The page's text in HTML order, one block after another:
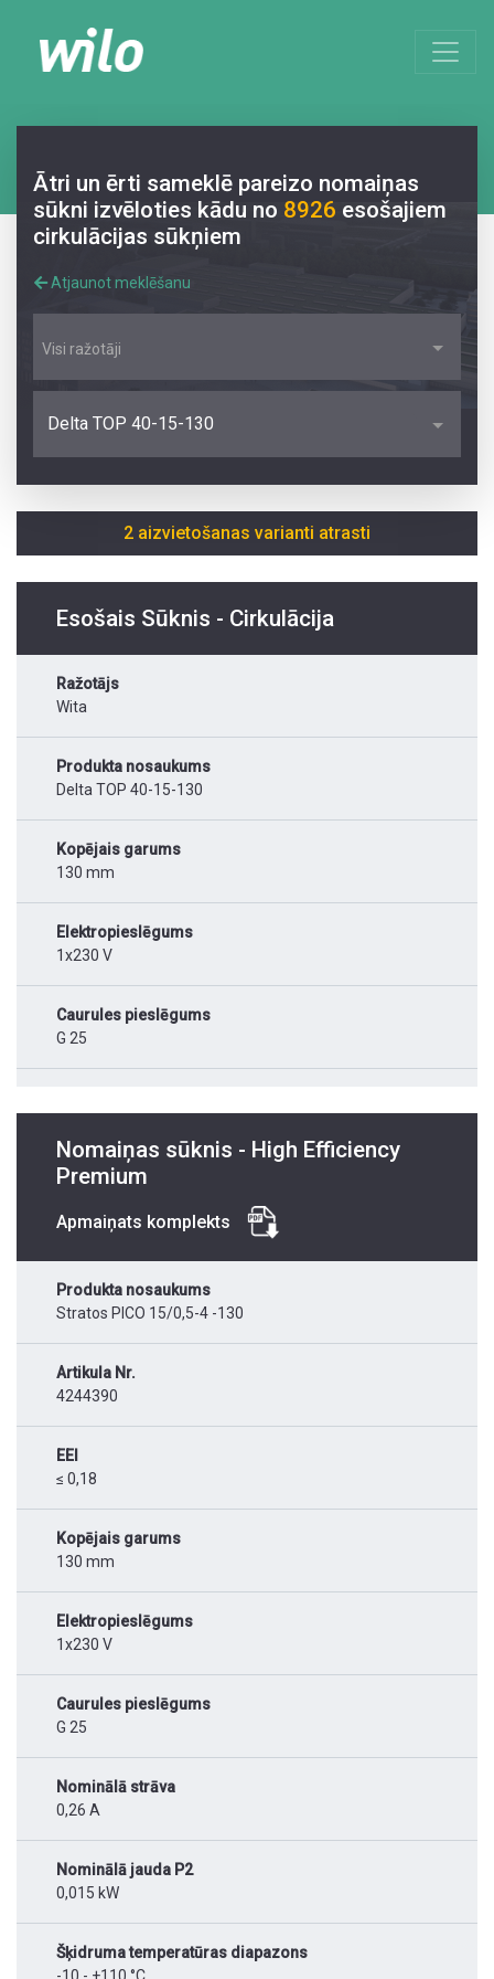
Ātri un ērti sameklē pareizo nomaiņas
sūkni izvēloties kādu no 8926 esošajiem
cirkulācijas sūkņiem
Atjaunot meklēšanu
Visi ražotāji
Delta TOP 40-15-130
2 aizvietošanas varianti atrasti
Esošais Sūknis - Cirkulācija
Ražotājs
Wita
Produkta nosaukums
Delta TOP 40-15-130
Kopējais garums
130 mm
Elektropieslēgums
1x230 V
Caurules pieslēgums
G 25
Nomaiņas sūknis - High Efficiency
Premium
Apmaiņats komplekts
Produkta nosaukums
Stratos PICO 15/0,5-4 -130
Artikula Nr.
4244390
EEI
≤ 0,18
Kopējais garums
130 mm
Elektropieslēgums
1x230 V
Caurules pieslēgums
G 25
Nominālā strāva
0,26 A
Nominālā jauda P2
0,015 kW
Šķidruma temperatūras diapazons